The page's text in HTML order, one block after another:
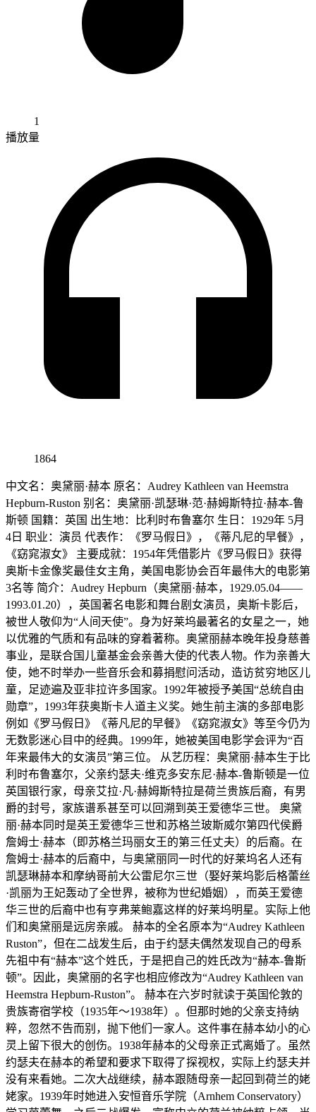
1
播放量
1864
中文名：奥黛丽·赫本 原名：Audrey Kathleen van Heemstra
Hepburn-Ruston 别名：奥黛丽·凯瑟琳·范·赫姆斯特拉·赫本-鲁
斯顿 国籍：英国 出生地：比利时布鲁塞尔 生日：1929年 5月
4日 职业：演员 代表作：《罗马假日》，《蒂凡尼的早餐》，
《窈窕淑女》 主要成就：1954年凭借影片《罗马假日》获得
奥斯卡金像奖最佳女主角，美国电影协会百年最伟大的电影第
3名等 简介：Audrey Hepburn（奥黛丽·赫本，1929.05.04——
1993.01.20），英国著名电影和舞台剧女演员，奥斯卡影后，
被世人敬仰为“人间天使”。身为好莱坞最著名的女星之一，她
以优雅的气质和有品味的穿着著称。奥黛丽赫本晚年投身慈善
事业，是联合国儿童基金会亲善大使的代表人物。作为亲善大
使，她不时举办一些音乐会和募捐慰问活动，造访贫穷地区儿
童，足迹遍及亚非拉许多国家。1992年被授予美国“总统自由
勋章”，1993年获奥斯卡人道主义奖。她生前主演的多部电影
例如《罗马假日》《蒂凡尼的早餐》《窈窕淑女》等至今仍为
无数影迷心目中的经典。1999年，她被美国电影学会评为“百
年来最伟大的女演员”第三位。 从艺历程：奥黛丽·赫本生于比
利时布鲁塞尔，父亲约瑟夫·维克多安东尼·赫本-鲁斯顿是一位
英国银行家，母亲艾拉·凡·赫姆斯特拉是荷兰贵族后裔，有男
爵的封号，家族谱系甚至可以回溯到英王爱德华三世。 奥黛
丽·赫本同时是英王爱德华三世和苏格兰玻斯威尔第四代侯爵
詹姆士·赫本（即苏格兰玛丽女王的第三任丈夫）的后裔。在
詹姆士·赫本的后裔中，与奥黛丽同一时代的好莱坞名人还有
凯瑟琳赫本和摩纳哥前大公雷尼尔三世（娶好莱坞影后格蕾丝
·凯丽为王妃轰动了全世界，被称为世纪婚姻），而英王爱德
华三世的后裔中也有亨弗莱鲍嘉这样的好莱坞明星。实际上他
们和奥黛丽是远房亲戚。 赫本的全名原本为“Audrey Kathleen
Ruston”，但在二战发生后，由于约瑟夫偶然发现自己的母系
先祖中有“赫本”这个姓氏，于是把自己的姓氏改为“赫本-鲁斯
顿”。因此，奥黛丽的名字也相应修改为“Audrey Kathleen van
Heemstra Hepburn-Ruston”。 赫本在六岁时就读于英国伦敦的
贵族寄宿学校（1935年～1938年）。但那时她的父亲支持纳
粹，忽然不告而别，抛下他们一家人。这件事在赫本幼小的心
灵上留下很大的创伤。1938年赫本的父母亲正式离婚了。虽然
约瑟夫在赫本的希望和要求下取得了探视权，实际上约瑟夫并
没有来看她。二次大战继续，赫本跟随母亲一起回到荷兰的姥
姥家。1939年时她进入安恒音乐学院（Arnhem Conservatory）